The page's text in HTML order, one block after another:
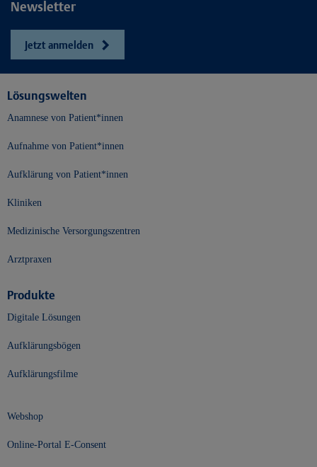
Newsletter
Jetzt anmelden
Lösungswelten
Anamnese von Patient*innen
Aufnahme von Patient*innen
Aufklärung von Patient*innen
Kliniken
Medizinische Versorgungszentren
Arztpraxen
Produkte
Digitale Lösungen
Aufklärungsbögen
Aufklärungsfilme
Webshop
Online-Portal E-Consent